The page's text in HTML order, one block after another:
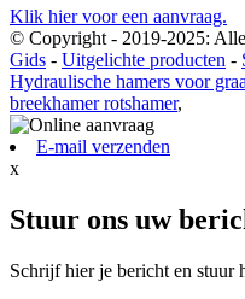
Klik hier voor een aanvraag.
© Copyright - 2019-2025:
Gids - Uitgelichte producten -
Hydraulische hamers voor
breekhamer rotshamer,
E-mail verzenden
x
Stuur ons uw
Schrijf hier je bericht en stuur